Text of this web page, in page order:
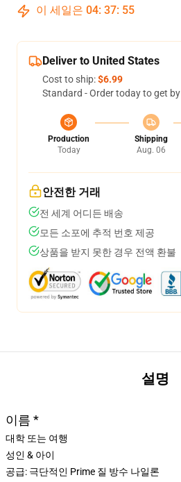
이 세일은 04: 37: 54
Deliver to United States
Cost to ship:$6.99
Standard - Order today to get by
Production
Today
Shipping
Aug. 06
안전한 거래
전 세계 어디든 배송
모든 소포에 추적 번호 제공
상품을 받지 못한 경우 전액 환불
설명
이름 *
대학 또는 여행
성인 & 아이
공급: 극단적인 Prime 질 방수 나일론